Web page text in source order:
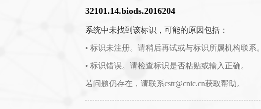
32101.14.biods.2016204
系统中未找到该标识，可能的原因包括：
• 标识未注册。请稍后再试或与标识所属机构联系。
• 标识错误。请检查标识是否粘贴或输入正确。
若问题仍存在，请联系cstr@cnic.cn获取帮助。